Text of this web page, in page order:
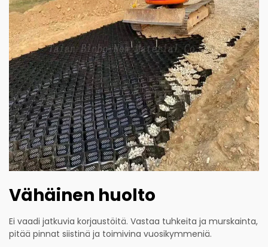
Vähäinen huolto
Ei vaadi jatkuvia korjaustöitä. Vastaa tuhkeita ja murskainta,
pitää pinnat siistinä ja toimivina vuosikymmeniä.